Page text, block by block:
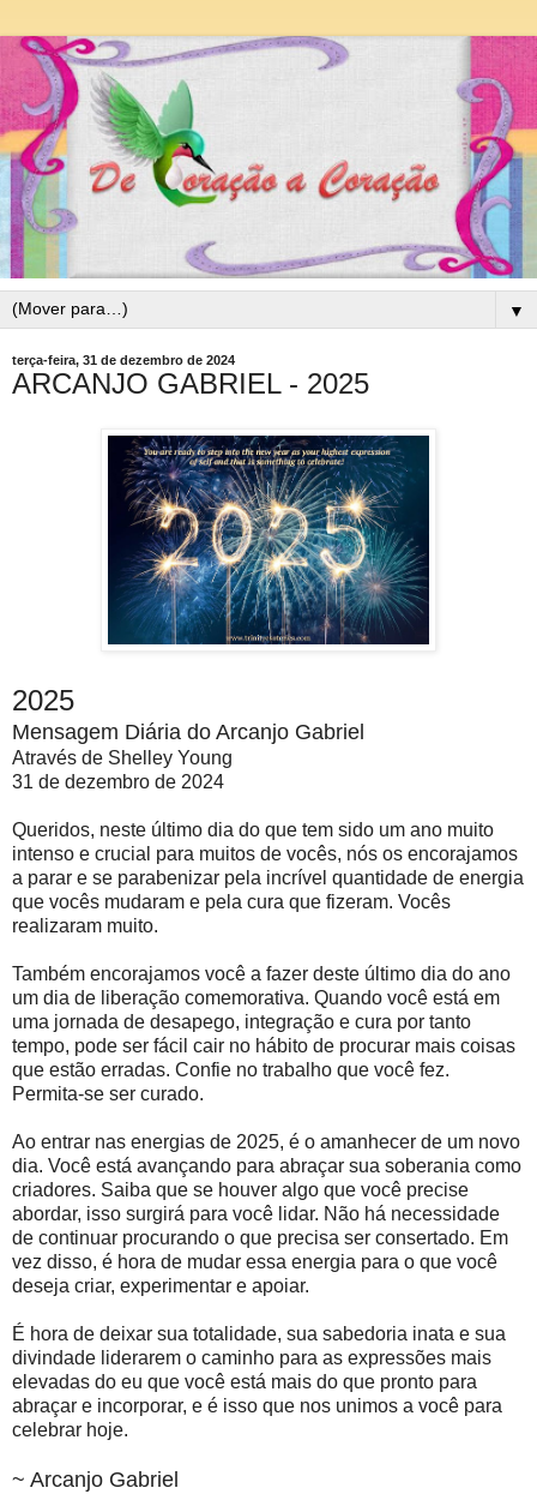
▼
terça-feira, 31 de dezembro de 2024
ARCANJO GABRIEL - 2025
2025
Mensagem Diária do Arcanjo Gabriel
Através de Shelley Young
31 de dezembro de 2024
Queridos, neste último dia do que tem sido um ano muito
intenso e crucial para muitos de vocês, nós os encorajamos
a parar e se parabenizar pela incrível quantidade de energia
que vocês mudaram e pela cura que fizeram. Vocês
realizaram muito.
Também encorajamos você a fazer deste último dia do ano
um dia de liberação comemorativa. Quando você está em
uma jornada de desapego, integração e cura por tanto
tempo, pode ser fácil cair no hábito de procurar mais coisas
que estão erradas. Confie no trabalho que você fez.
Permita-se ser curado.
Ao entrar nas energias de 2025, é o amanhecer de um novo
dia. Você está avançando para abraçar sua soberania como
criadores. Saiba que se houver algo que você precise
abordar, isso surgirá para você lidar. Não há necessidade
de continuar procurando o que precisa ser consertado. Em
vez disso, é hora de mudar essa energia para o que você
deseja criar, experimentar e apoiar.
É hora de deixar sua totalidade, sua sabedoria inata e sua
divindade liderarem o caminho para as expressões mais
elevadas do eu que você está mais do que pronto para
abraçar e incorporar, e é isso que nos unimos a você para
celebrar hoje.
~ Arcanjo Gabriel